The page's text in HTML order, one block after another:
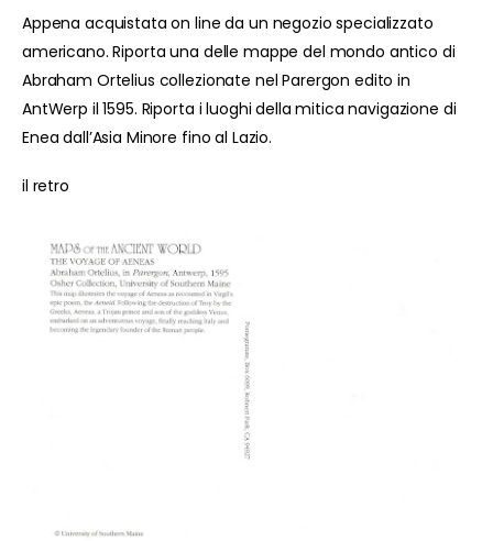
Appena acquistata on line da un negozio specializzato
americano. Riporta una delle mappe del mondo antico di
Abraham Ortelius collezionate nel Parergon edito in
AntWerp il 1595. Riporta i luoghi della mitica navigazione di
Enea dall’Asia Minore fino al Lazio.
il retro